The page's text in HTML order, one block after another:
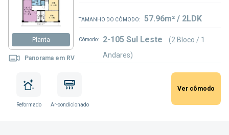
Planta
Panorama em RV
TAMANHO DO CÔMODO: 57.96m² / 2LDK
Cômodo: 2-105 Sul Leste
(2 Bloco / 1
Andares)
Reformado Ar-condicionado
Ver cômodo